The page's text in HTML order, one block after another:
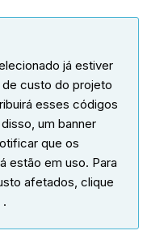
já estiver
custo do projeto
esses códigos
um banner
que os
estão em uso. Para
afetados, clique
.